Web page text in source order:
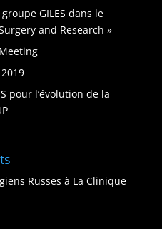
GILES dans le
and Research »
pour l’évolution de la
Russes à La Clinique